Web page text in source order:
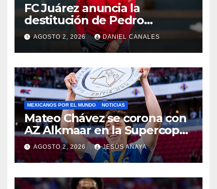
FC Juárez anuncia la
destitución de Pedro
Caixinha
AGOSTO 2, 2026 DANIEL CANALES
MEXICANOS POR EL MUNDO NOTICIAS
Mateo Chávez se corona con
AZ Alkmaar en la Supercopa
de Países Bajos
AGOSTO 2, 2026 JESÚS ANAYA